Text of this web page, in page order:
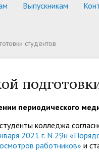
Выпускникам
студентов
периодического
колледжа
2021 г. N 29н
работников» и